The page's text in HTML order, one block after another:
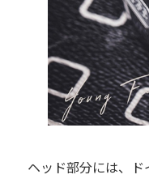
ヘッド部分には、ド